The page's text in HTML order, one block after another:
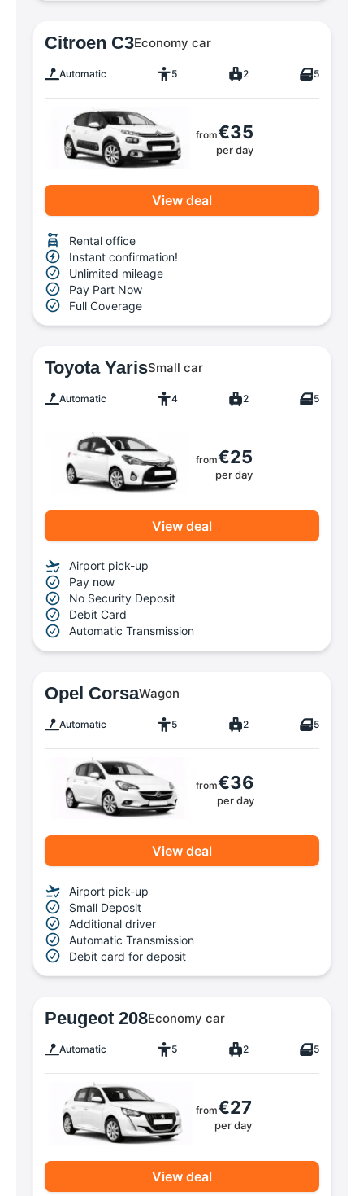
Citroen C3Economy car
Automatic 5 2 5
from€35
per day
View deal
Rental office
Instant confirmation!
Unlimited mileage
Pay Part Now
Full Coverage
Toyota YarisSmall car
Automatic 4 2 5
from€25
per day
View deal
Airport pick-up
Pay now
No Security Deposit
Debit Card
Automatic Transmission
Opel CorsaWagon
Automatic 5 2 5
from€36
per day
View deal
Airport pick-up
Small Deposit
Additional driver
Automatic Transmission
Debit card for deposit
Peugeot 208Economy car
Automatic 5 2 5
from€27
per day
View deal